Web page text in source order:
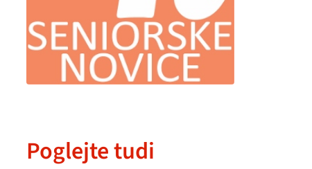
Poglejte tudi